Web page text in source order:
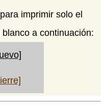
imprimir solo el
a continuación: